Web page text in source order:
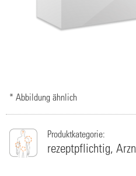
* Abbildung ähnlich
Produktkategorie:
rezeptpflichtig,